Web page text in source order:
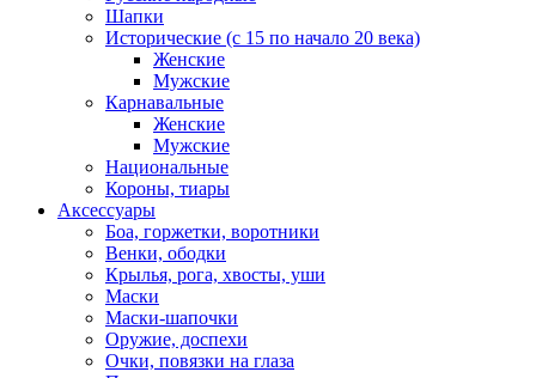
Шапки
Исторические (с 15 по начало 20 века)
Женские
Мужские
Карнавальные
Женские
Мужские
Национальные
Короны, тиары
Аксессуары
Боа, горжетки, воротники
Венки, ободки
Крылья, рога, хвосты, уши
Маски
Маски-шапочки
Оружие, доспехи
Очки, повязки на глаза